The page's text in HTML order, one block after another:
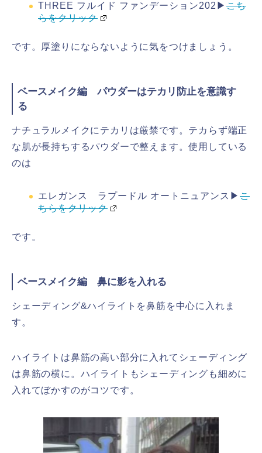
THREE フルイド ファンデーション202▶ こち
らをクリック
です。厚塗りにならないように気をつけましょう。
ベースメイク編 パウダーはテカリ防止を意識す
る
ナチュラルメイクにテカリは厳禁です。テカらず端正
な肌が長持ちするパウダーで整えます。使用している
のは
エレガンス ラプードル オートニュアンス▶ こ
ちらをクリック
です。
ベースメイク編 鼻に影を入れる
シェーディング&ハイライトを鼻筋を中心に入れま
す。
ハイライトは鼻筋の高い部分に入れてシェーディング
は鼻筋の横に。ハイライトもシェーディングも細めに
入れてぼかすのがコツです。